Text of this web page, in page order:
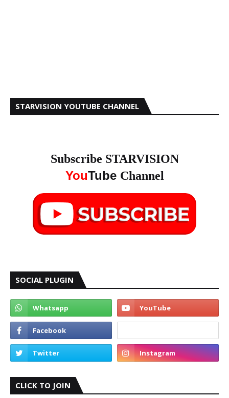
STARVISION YOUTUBE CHANNEL
Subscribe STARVISION
YouTube Channel
SOCIAL PLUGIN
CLICK TO JOIN